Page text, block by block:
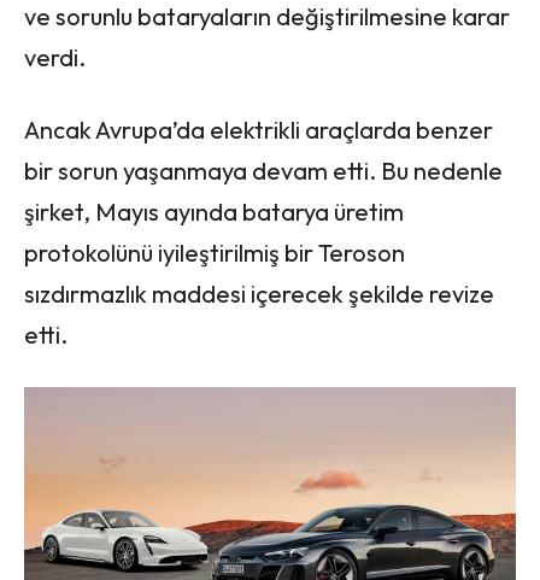
ve sorunlu bataryaların değiştirilmesine karar
verdi.
Ancak Avrupa’da elektrikli araçlarda benzer
bir sorun yaşanmaya devam etti. Bu nedenle
şirket, Mayıs ayında batarya üretim
protokolünü iyileştirilmiş bir Teroson
sızdırmazlık maddesi içerecek şekilde revize
etti.